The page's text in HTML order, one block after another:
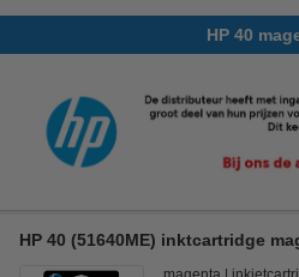
HP 40
HP 40 (51640ME) inktcartridge